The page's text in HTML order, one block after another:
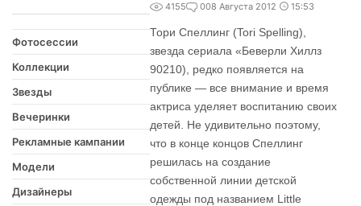
Фотосессии
Коллекции
Звезды
Вечеринки
Рекламные кампании
Модели
Дизайнеры
4155 008 Августа 2012 15:53
Тори Спеллинг (Tori Spelling),
звезда сериала «Беверли Хиллз
90210), редко появляется на
публике — все внимание и время
актриса уделяет воспитанию своих
детей. Не удивительно поэтому,
что в конце концов Спеллинг
решилась на создание
собственной линии детской
одежды под названием Little